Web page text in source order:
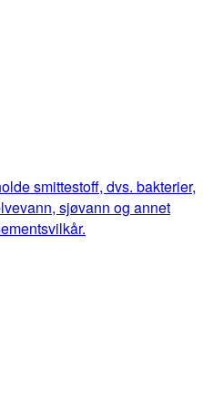
smittestoff, dvs. bakterier,
sjøvann og annet